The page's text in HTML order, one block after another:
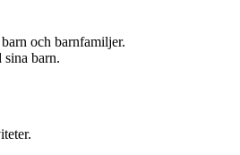
och barnfamiljer.
barn.